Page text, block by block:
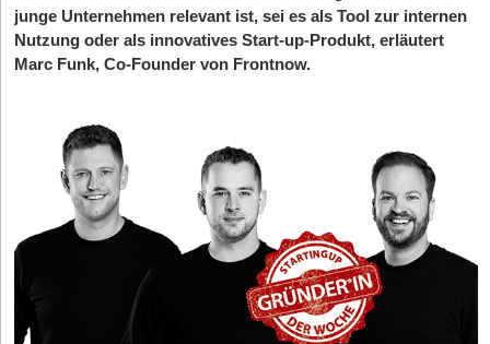
junge Unternehmen relevant ist, sei es als Tool zur internen
Nutzung oder als innovatives Start-up-Produkt, erläutert
Marc Funk, Co-Founder von Frontnow.